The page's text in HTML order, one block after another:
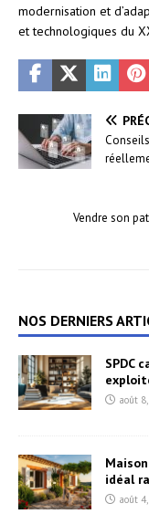
modernisation et
et technologiques du
Vendre son
NOS DERNIERS
SPDC
août
idéal
août